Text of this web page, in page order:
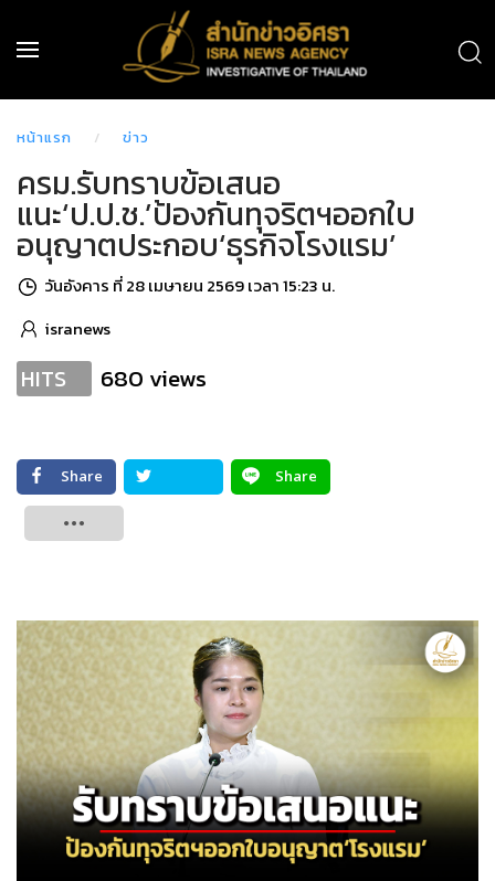
หน้าแรก ข่าว
ครม.รับทราบข้อเสนอ
แนะ‘ป.ป.ช.’ป้องกันทุจริตฯออกใบ
อนุญาตประกอบ‘ธุรกิจโรงแรม’
วันอังคาร ที่ 28 เมษายน 2569 เวลา 15:23 น.
isranews
HITS 680 views
Share
Share